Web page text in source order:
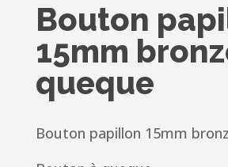
Bouton
15mm
queque
Bouton papillon 15mm